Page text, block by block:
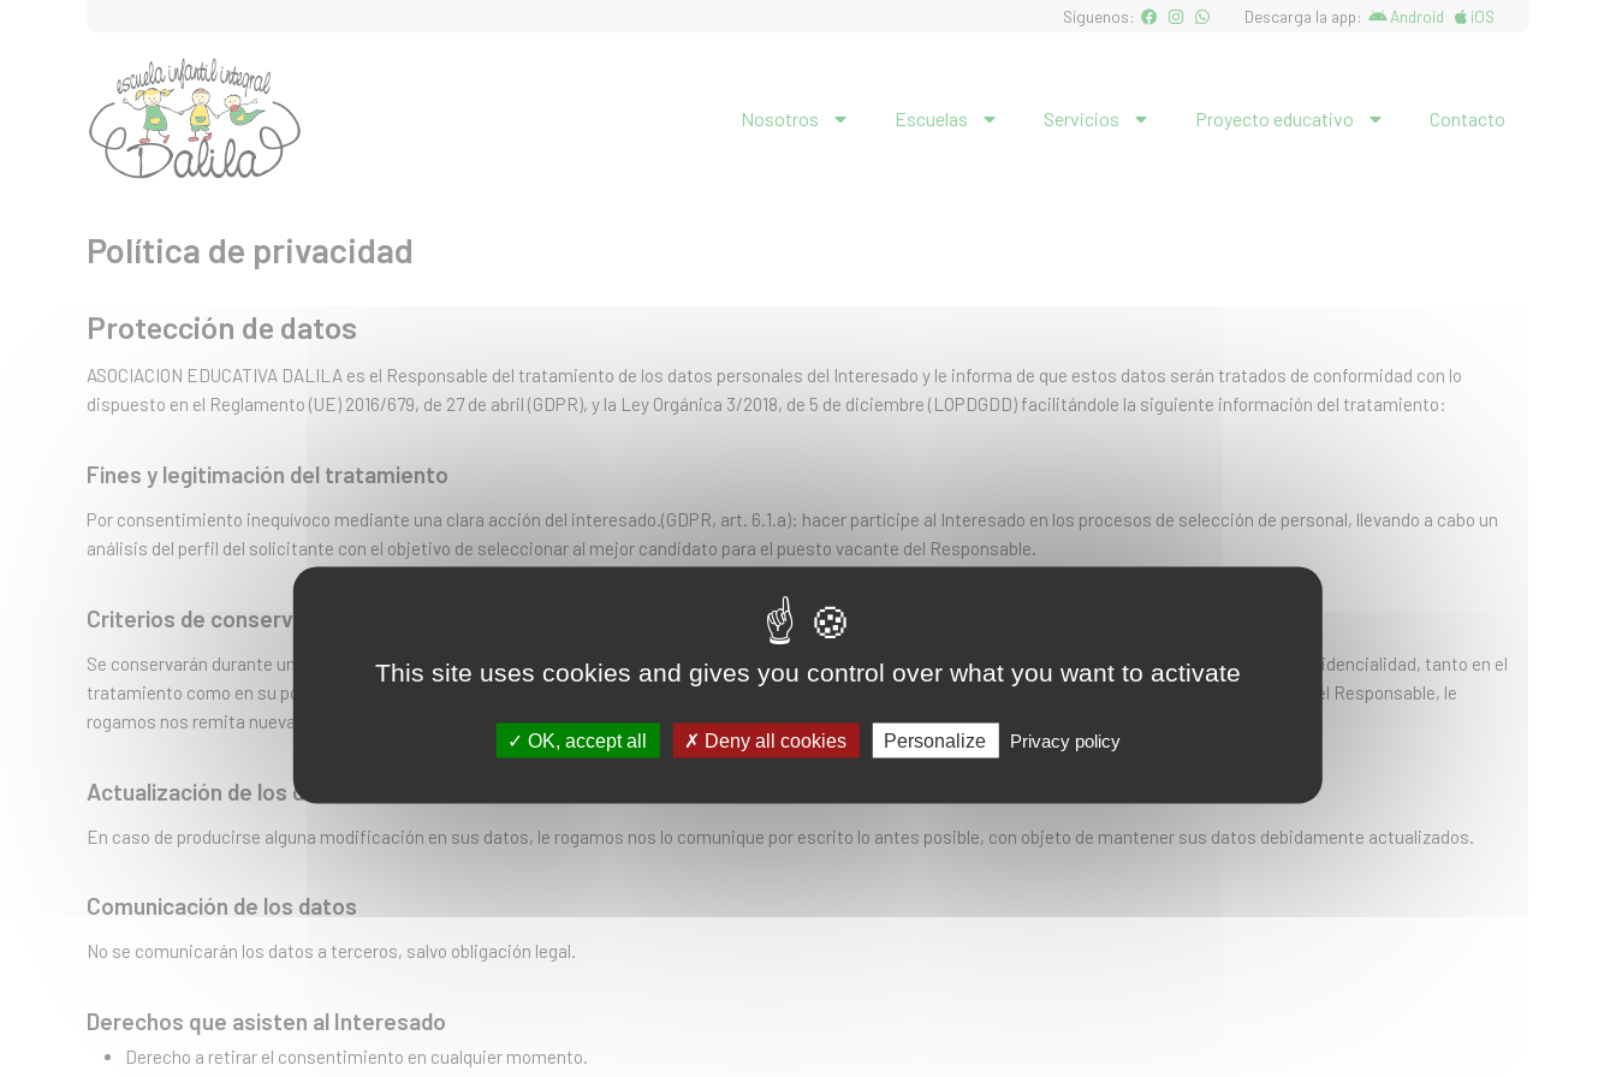
Síguenos: Descarga la app: Android iOS
Nosotros Escuelas Servicios Proyecto educativo Contacto
Política de privacidad
Protección de datos
ASOCIACION EDUCATIVA DALILA es el Responsable del tratamiento de los datos personales del Interesado y le informa de que estos datos serán tratados de conformidad con lo
dispuesto en el Reglamento (UE) 2016/679, de 27 de abril (GDPR), y la Ley Orgánica 3/2018, de 5 de diciembre (LOPDGDD) facilitándole la siguiente información del tratamiento:
Fines y legitimación del tratamiento
Por consentimiento inequívoco mediante una clara acción del interesado.(GDPR, art. 6.1.a): hacer partícipe al Interesado en los procesos de selección de personal, llevando a cabo un
análisis del perfil del solicitante con el objetivo de seleccionar al mejor candidato para el puesto vacante del Responsable.
Criterios de conservación de los datos
Se conservarán durante un plazo máximo de seis meses, transcurrido el cual se procederá a la supresión de los datos garantizándole un total respeto a la confidencialidad, tanto en el
tratamiento como en su posterior destrucción. En este sentido, transcurrido el citado plazo, y si desea continuar participando en los procesos de selección del Responsable, le
rogamos nos remita nuevamente su currículum.
Actualización de los datos
En caso de producirse alguna modificación en sus datos, le rogamos nos lo comunique por escrito lo antes posible, con objeto de mantener sus datos debidamente actualizados.
Comunicación de los datos
No se comunicarán los datos a terceros, salvo obligación legal.
Derechos que asisten al Interesado
Derecho a retirar el consentimiento en cualquier momento.
This site uses cookies and gives you control over what you want to activate
OK, accept all Deny all cookies Personalize Privacy policy